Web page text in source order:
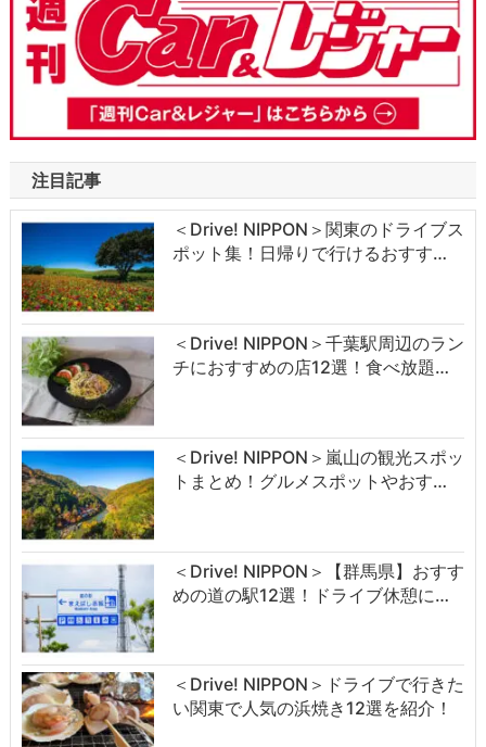
注目記事
＜Drive! NIPPON＞関東のドライブス
ポット集！日帰りで行けるおすす…
＜Drive! NIPPON＞千葉駅周辺のラン
チにおすすめの店12選！食べ放題…
＜Drive! NIPPON＞嵐山の観光スポッ
トまとめ！グルメスポットやおす…
＜Drive! NIPPON＞【群馬県】おすす
めの道の駅12選！ドライブ休憩に…
＜Drive! NIPPON＞ドライブで行きた
い関東で人気の浜焼き12選を紹介！